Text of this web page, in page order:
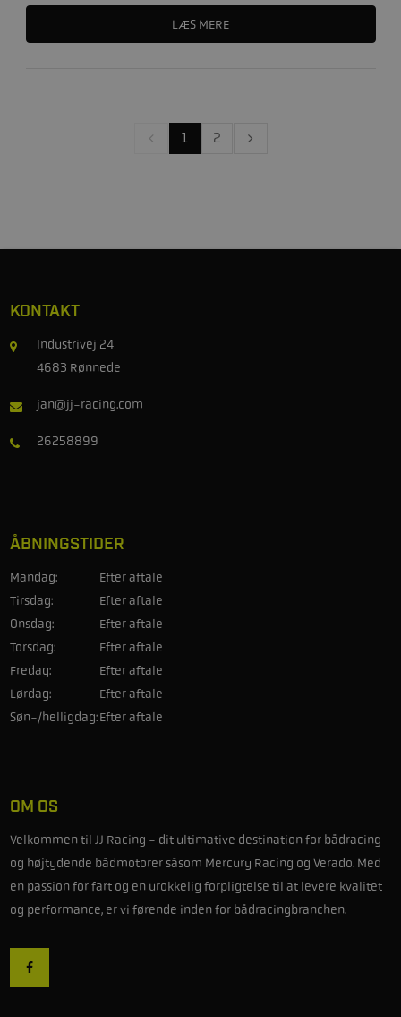
LÆS MERE
1 2
KONTAKT
Industrivej 24
4683 Rønnede
jan@jj-racing.com
26258899
ÅBNINGSTIDER
Mandag:
Efter aftale
Tirsdag:
Efter aftale
Onsdag:
Efter aftale
Torsdag:
Efter aftale
Fredag:
Efter aftale
Lørdag:
Efter aftale
Søn-/helligdag:Efter aftale
OM OS
Velkommen til JJ Racing - dit ultimative destination for bådracing
og højtydende bådmotorer såsom Mercury Racing og Verado. Med
en passion for fart og en urokkelig forpligtelse til at levere kvalitet
og performance, er vi førende inden for bådracingbranchen.